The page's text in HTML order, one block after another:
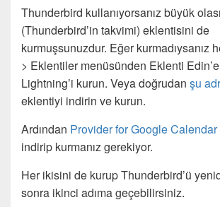
Thunderbird kullanıyorsanız büyük
(Thunderbird’in takvimi) eklentisini de
kurmuşsunuzdur. Eğer kurmadıysanız
> Eklentiler menüsünden Eklenti
Lightning’i kurun. Veya doğrudan şu
eklentiyi indirin ve kurun.
Ardından Provider for Google Calendar
indirip kurmanız gerekiyor.
Her ikisini de kurup Thunderbird’ü
sonra ikinci adıma geçebilirsiniz.